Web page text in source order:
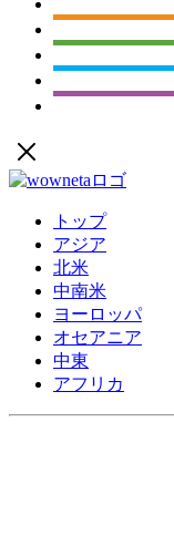
トップ
アジア
北米
中南米
ヨーロッパ
オセアニア
中東
アフリカ